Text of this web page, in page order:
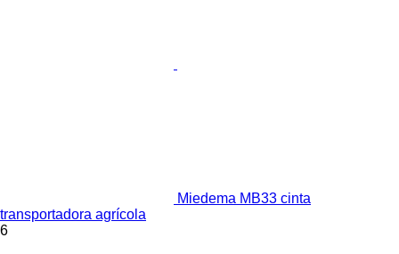
Miedema MB33 cinta
transportadora agrícola
6